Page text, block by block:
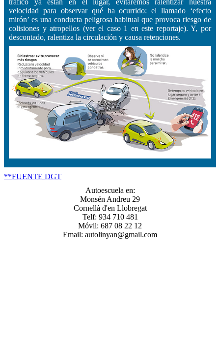
velocidad para observar qué ha ocurrido: el llamado ‘efecto
mirón’ es una conducta peligrosa habitual que provoca riesgo de
colisiones y atropellos (ver el caso 1 en este reportaje). Y, por
descontado, ralentiza la circulación y causa retenciones.
**FUENTE DGT
Autoescuela en:
Monsén Andreu 29
Cornellà d'en Llobregat
Telf: 934 710 481
Móvil: 687 08 22 12
Email: autolinyan@gmail.com